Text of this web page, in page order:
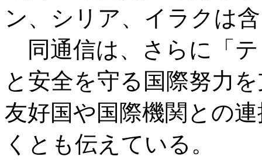
ン、シリア、イラクは
同通信は、さらに「
と安全を守る国際努力
友好国や国際機関との
くとも伝えている。